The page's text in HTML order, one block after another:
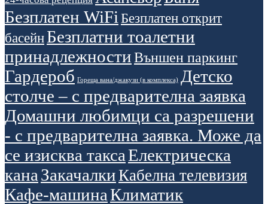
Безплатен WiFi Безплатен открит
басейнБезплатни тоалетни
принадлежностиВъншен паркинг
Гардероб Гореща вана/джакузи (в комплекса) Детско
столче – с предварителна заявка
Домашни любимци са разрешени
- с предварителна заявка. Може да
се изисква таксаЕлектрическа
кана ЗакачалкиКабелна телевизия
Кафе-машинаКлиматик